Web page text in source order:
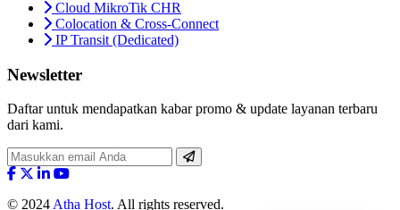
Cloud MikroTik CHR
Colocation & Cross-Connect
IP Transit (Dedicated)
Newsletter
Daftar untuk mendapatkan kabar promo & update layanan terbaru
dari kami.
© 2024 Atha Host. All rights reserved.